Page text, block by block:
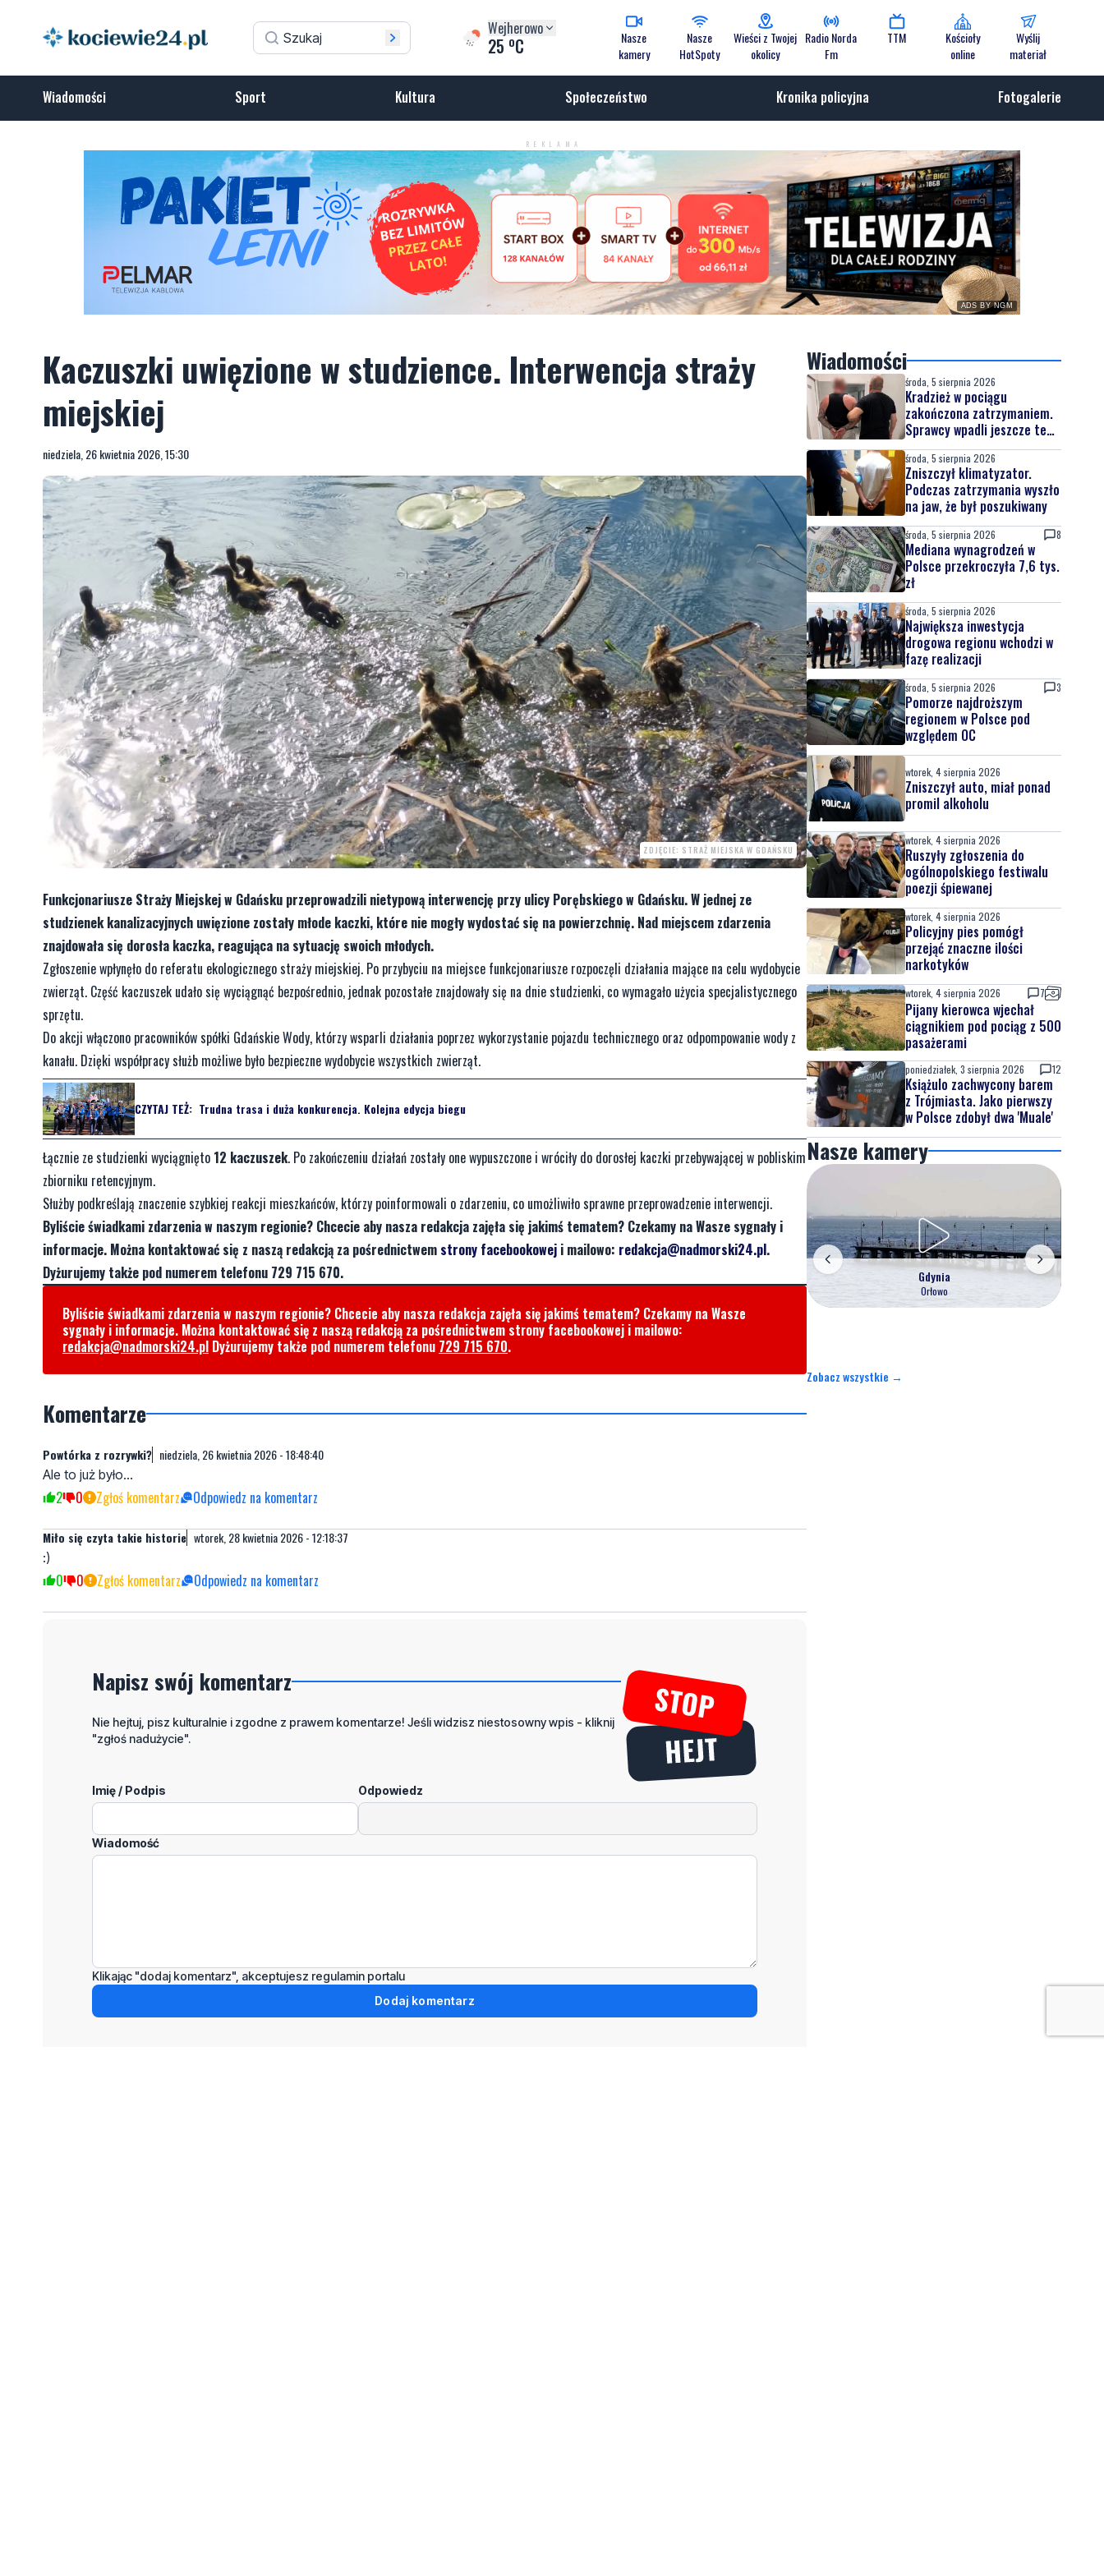
Wejherowo
25 oC
Nasze
kamery
Nasze
HotSpoty
Wieści z Twojej
okolicy
Radio Norda
Fm
TTM
Kościoły
online
Wyślij
materiał
Wiadomości Sport Kultura Społeczeństwo Kronika policyjna Fotogalerie
REKLAMA
ADS BY NGM
Kaczuszki uwięzione w studzience. Interwencja straży
miejskiej
niedziela, 26 kwietnia 2026, 15:30
ZDJĘCIE: STRAŻ MIEJSKA W GDAŃSKU
Funkcjonariusze Straży Miejskej w Gdańsku przeprowadzili nietypową interwencję przy ulicy Porębskiego w Gdańsku. W jednej ze
studzienek kanalizacyjnych uwięzione zostały młode kaczki, które nie mogły wydostać się na powierzchnię. Nad miejscem zdarzenia
znajdowała się dorosła kaczka, reagująca na sytuację swoich młodych.
Zgłoszenie wpłynęło do referatu ekologicznego straży miejskiej. Po przybyciu na miejsce funkcjonariusze rozpoczęli działania mające na celu wydobycie
zwierząt. Część kaczuszek udało się wyciągnąć bezpośrednio, jednak pozostałe znajdowały się na dnie studzienki, co wymagało użycia specjalistycznego
sprzętu.
Do akcji włączono pracowników spółki Gdańskie Wody, którzy wsparli działania poprzez wykorzystanie pojazdu technicznego oraz odpompowanie wody z
kanału. Dzięki współpracy służb możliwe było bezpieczne wydobycie wszystkich zwierząt.
CZYTAJ TEŻ: Trudna trasa i duża konkurencja. Kolejna edycja biegu
Łącznie ze studzienki wyciągnięto 12 kaczuszek. Po zakończeniu działań zostały one wypuszczone i wróciły do dorosłej kaczki przebywającej w pobliskim
zbiorniku retencyjnym.
Służby podkreślają znaczenie szybkiej reakcji mieszkańców, którzy poinformowali o zdarzeniu, co umożliwiło sprawne przeprowadzenie interwencji.
Byliście świadkami zdarzenia w naszym regionie? Chcecie aby nasza redakcja zajęła się jakimś tematem? Czekamy na Wasze sygnały i
informacje. Można kontaktować się z naszą redakcją za pośrednictwem strony facebookowej i mailowo: redakcja@nadmorski24.pl.
Dyżurujemy także pod numerem telefonu 729 715 670.
Byliście świadkami zdarzenia w naszym regionie? Chcecie aby nasza redakcja zajęła się jakimś tematem? Czekamy na Wasze
sygnały i informacje. Można kontaktować się z naszą redakcją za pośrednictwem strony facebookowej i mailowo:
redakcja@nadmorski24.pl Dyżurujemy także pod numerem telefonu 729 715 670.
Komentarze
Powtórka z rozrywki? niedziela, 26 kwietnia 2026 - 18:48:40
Ale to już było...
2 0 Zgłoś komentarz Odpowiedz na komentarz
Miło się czyta takie historie wtorek, 28 kwietnia 2026 - 12:18:37
:)
0 0 Zgłoś komentarz Odpowiedz na komentarz
Napisz swój komentarz
Nie hejtuj, pisz kulturalnie i zgodne z prawem komentarze! Jeśli widzisz niestosowny wpis - kliknij
"zgłoś nadużycie".
Imię / Podpis Odpowiedz
Wiadomość
Klikając "dodaj komentarz", akceptujesz regulamin portalu
Dodaj komentarz
Wiadomości
środa, 5 sierpnia 2026
Kradzież w pociągu
zakończona zatrzymaniem.
Sprawcy wpadli jeszcze tego
samego dnia
środa, 5 sierpnia 2026
Zniszczył klimatyzator.
Podczas zatrzymania wyszło
na jaw, że był poszukiwany
środa, 5 sierpnia 2026 8
Mediana wynagrodzeń w
Polsce przekroczyła 7,6 tys.
zł
środa, 5 sierpnia 2026
Największa inwestycja
drogowa regionu wchodzi w
fazę realizacji
środa, 5 sierpnia 2026 3
Pomorze najdroższym
regionem w Polsce pod
względem OC
wtorek, 4 sierpnia 2026
Zniszczył auto, miał ponad
promil alkoholu
wtorek, 4 sierpnia 2026
Ruszyły zgłoszenia do
ogólnopolskiego festiwalu
poezji śpiewanej
wtorek, 4 sierpnia 2026
Policyjny pies pomógł
przejąć znaczne ilości
narkotyków
wtorek, 4 sierpnia 2026 7
Pijany kierowca wjechał
ciągnikiem pod pociąg z 500
pasażerami
poniedziałek, 3 sierpnia 2026 12
Książulo zachwycony barem
z Trójmiasta. Jako pierwszy
w Polsce zdobył dwa 'Muale'
Nasze kamery
Gdynia
Orłowo
Zobacz wszystkie →